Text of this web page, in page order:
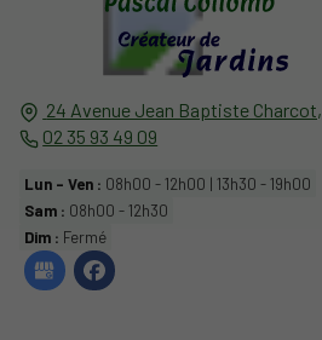
24 Avenue Jean Baptiste Charcot,
02 35 93 49 09
Lun - Ven : 08h00 - 12h00 | 13h30 - 19h00
Sam : 08h00 - 12h30
Dim : Fermé